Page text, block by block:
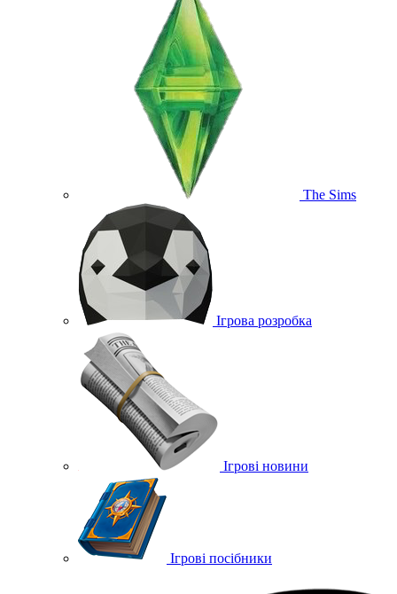
The Sims
Ігрова розробка
Ігрові новини
Ігрові посібники